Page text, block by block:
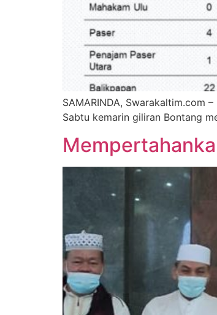
SAMARINDA, Swarakaltim.com
Sabtu kemarin giliran Bontang